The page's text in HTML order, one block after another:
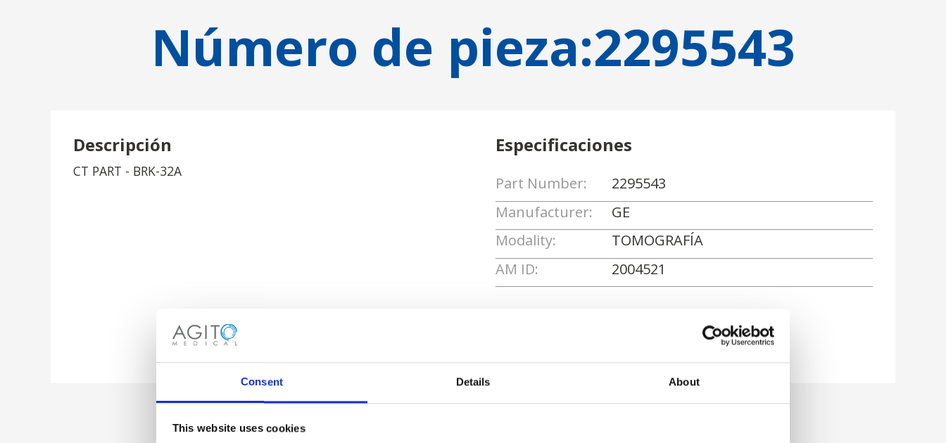
Consent Details About
This website uses cookies
Número de pieza:2295543
Descripción
CT PART - BRK-32A
Especificaciones
Part Number:
2295543
Manufacturer:
GE
Modality:
TOMOGRAFÍA
AM ID:
2004521